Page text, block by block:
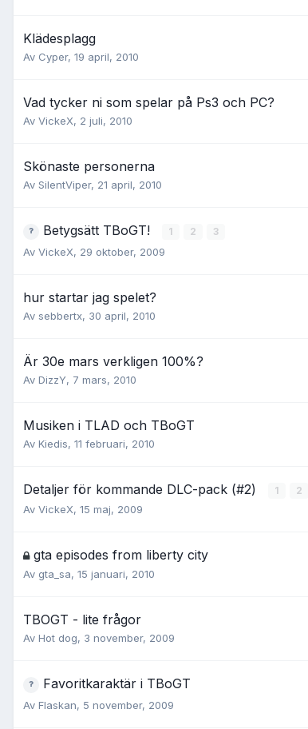
Klädesplagg
Av Cyper, 19 april, 2010
Vad tycker ni som spelar på Ps3 och PC?
Av VickeX, 2 juli, 2010
Skönaste personerna
Av SilentViper, 21 april, 2010
Betygsätt TBoGT! 1 2 3
Av VickeX, 29 oktober, 2009
hur startar jag spelet?
Av sebbertx, 30 april, 2010
Är 30e mars verkligen 100%?
Av DizzY, 7 mars, 2010
Musiken i TLAD och TBoGT
Av Kiedis, 11 februari, 2010
Detaljer för kommande DLC-pack (#2) 1 2
Av VickeX, 15 maj, 2009
gta episodes from liberty city
Av gta_sa, 15 januari, 2010
TBOGT - lite frågor
Av Hot dog, 3 november, 2009
Favoritkaraktär i TBoGT
Av Flaskan, 5 november, 2009